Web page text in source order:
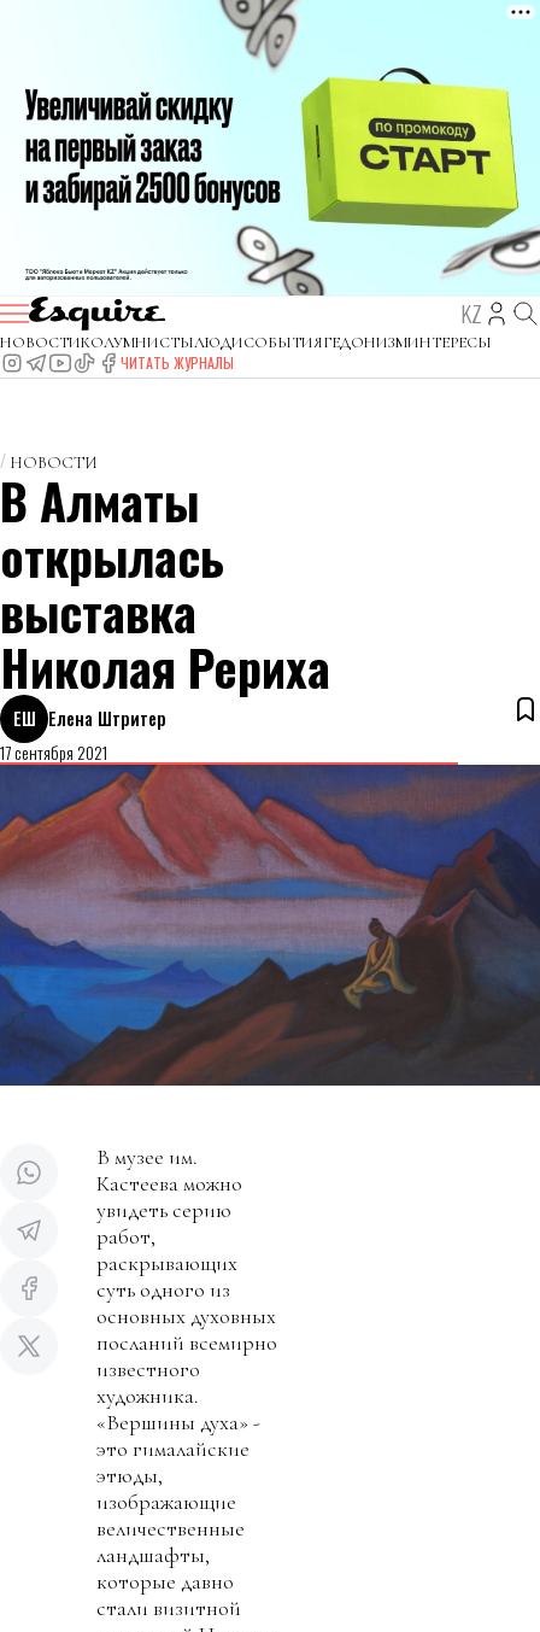
KZ
НОВОСТИКОЛУМНИСТЫЛЮДИСОБЫТИЯГЕДОНИЗМИНТЕРЕСЫ
ЧИТАТЬ ЖУРНАЛЫ
НОВОСТИ
В Алматы
открылась
выставка
Николая Рериха
ЕШ Елена Штритер
17 сентября 2021
В музее им.
Кастеева можно
увидеть серию
работ,
раскрывающих
суть одного из
основных духовных
посланий всемирно
известного
художника.
«Вершины духа» -
это гималайские
этюды,
изображающие
величественные
ландшафты,
которые давно
стали визитной